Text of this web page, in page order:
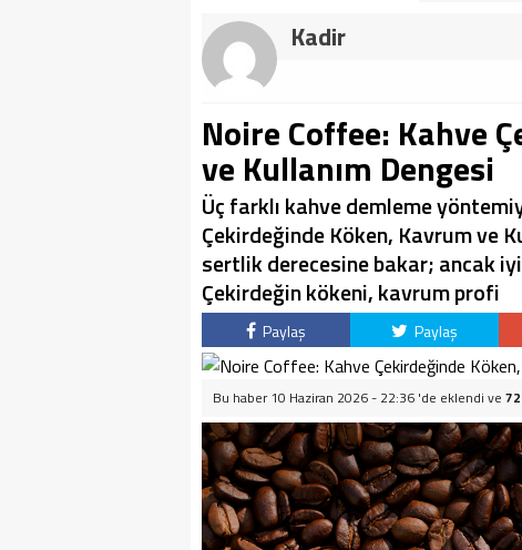
Kadir
Noire Coffee: Kahve
ve Kullanım Dengesi
Üç farklı kahve demleme
Çekirdeğinde Köken, Kavrum ve
sertlik derecesine bakar; ancak
Çekirdeğin kökeni, kavrum profi
Paylaş Paylaş
Bu haber 10 Haziran 2026 - 22:36 'de eklendi ve